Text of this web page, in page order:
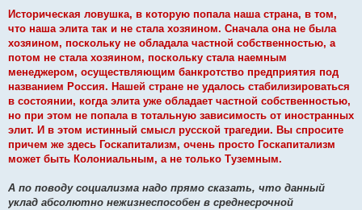
Историческая ловушка, в которую попала наша страна, в том,
что наша элита так и не стала хозяином. Сначала она не была
хозяином, поскольку не обладала частной собственностью, а
потом не стала хозяином, поскольку стала наемным
менеджером, осуществляющим банкротство предприятия под
названием Россия. Нашей стране не удалось стабилизироваться
в состоянии, когда элита уже обладает частной собственностью,
но при этом не попала в тотальную зависимость от иностранных
элит. И в этом истинный смысл русской трагедии. Вы спросите
причем же здесь Госкапитализм, очень просто Госкапитализм
может быть Колониальным, а не только Туземным.
А по поводу социализма надо прямо сказать, что данный
уклад абсолютно нежизнеспособен в среднесрочной